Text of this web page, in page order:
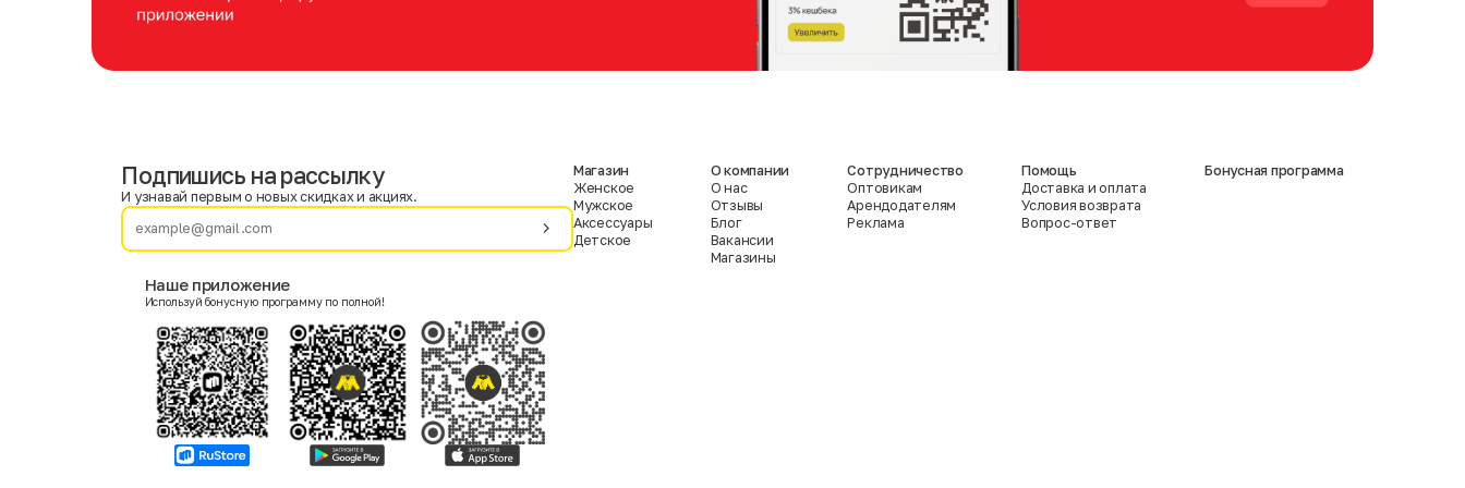
Фамилия
Женский
Согласие на получение чеков по электронной почте
Подпишись на рассылку
И узнавай первым о новых скидках и акциях.
Наше приложение
Используй бонусную программу по полной!
Магазин
Женское
Мужское
Аксессуары
Детское
О компании
О нас
Отзывы
Блог
Вакансии
Магазины
Сотрудничество
Оптовикам
Арендодателям
Реклама
Помощь
Доставка и оплата
Условия возврата
Вопрос-ответ
Бонусная программа